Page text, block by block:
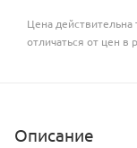
Цена
отличаться от цен в
Описание